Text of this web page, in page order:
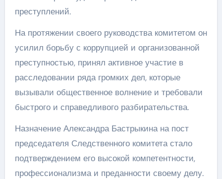
преступлений.
На протяжении своего руководства комитетом он
усилил борьбу с коррупцией и организованной
преступностью, принял активное участие в
расследовании ряда громких дел, которые
вызывали общественное волнение и требовали
быстрого и справедливого разбирательства.
Назначение Александра Бастрыкина на пост
председателя Следственного комитета стало
подтверждением его высокой компетентности,
профессионализма и преданности своему делу.